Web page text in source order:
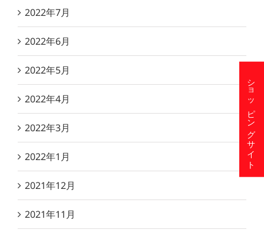
2022年7月
2022年6月
2022年5月
2022年4月
2022年3月
2022年1月
2021年12月
2021年11月
ショッピングサイト